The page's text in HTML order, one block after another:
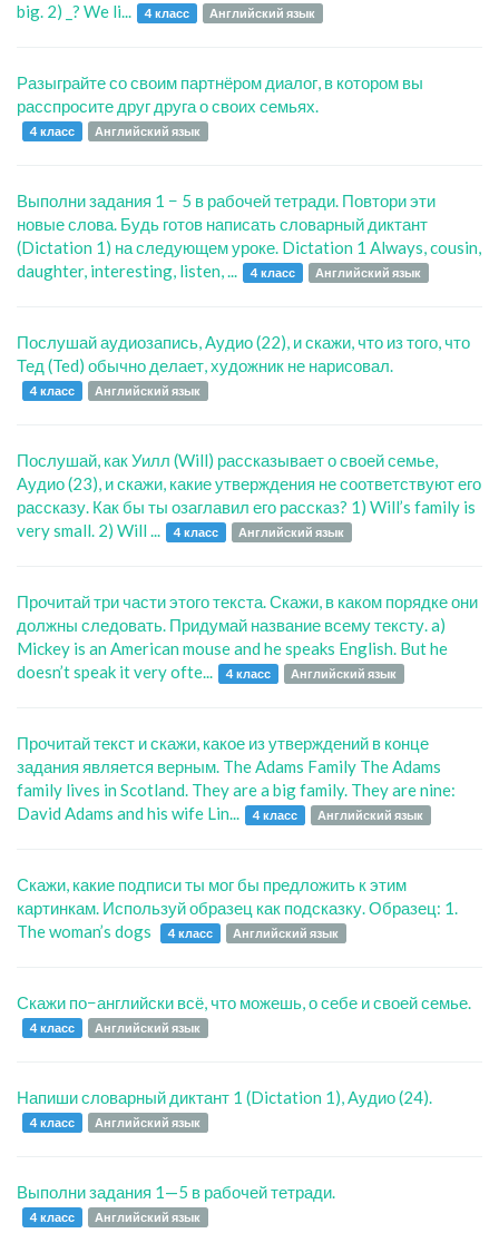
big. 2) _? We li... 4 класс Английский язык
Разыграйте со своим партнёром диалог, в котором вы
расспросите друг друга о своих семьях.
4 класс Английский язык
Выполни задания 1 − 5 в рабочей тетради. Повтори эти
новые слова. Будь готов написать словарный диктант
(Dictation 1) на следующем уроке. Dictation 1 Always, cousin,
daughter, interesting, listen, ...
4 класс Английский язык
Послушай аудиозапись, Аудио (22), и скажи, что из того, что
Тед (Ted) обычно делает, художник не нарисовал.
4 класс Английский язык
Послушай, как Уилл (Will) рассказывает о своей семье,
Аудио (23), и скажи, какие утверждения не соответствуют его
рассказу. Как бы ты озаглавил его рассказ? 1) Will’s family is
very small. 2) Will ...
4 класс Английский язык
Прочитай три части этого текста. Скажи, в каком порядке они
должны следовать. Придумай название всему тексту. a)
Mickey is an American mouse and he speaks English. But he
doesn’t speak it very ofte...
4 класс Английский язык
Прочитай текст и скажи, какое из утверждений в конце
задания является верным. The Adams Family The Adams
family lives in Scotland. They are a big family. They are nine:
David Adams and his wife Lin...
4 класс Английский язык
Скажи, какие подписи ты мог бы предложить к этим
картинкам. Используй образец как подсказку. Образец: 1.
The woman’s dogs
4 класс Английский язык
Скажи по−английски всё, что можешь, о себе и своей семье.
4 класс Английский язык
Напиши словарный диктант 1 (Dictation 1), Аудио (24).
4 класс Английский язык
Выполни задания 1—5 в рабочей тетради.
4 класс Английский язык